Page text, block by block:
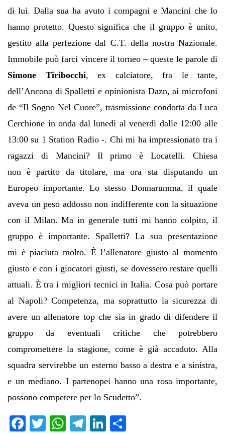
di lui. Dalla sua ha avuto i compagni e Mancini che lo
hanno protetto. Questo significa che il gruppo è unito,
gestito alla perfezione dal C.T. della nostra Nazionale.
Immobile puòfarci vincere il torneo– queste le parole di
Simone Tiribocchi, ex calciatore, fra le tante,
dell’Ancona di Spalletti e opinionista Dazn, ai microfoni
de “Il Sogno Nel Cuore”, trasmissione condotta da Luca
Cerchione in onda dal lunedì al venerdì dalle 12:00 alle
13:00 su 1 Station Radio -. Chi mi ha impressionato tra i
ragazzi di Mancini? Il primoèLocatelli. Chiesa
nonèpartito da titolare, ma ora sta disputando un
Europeo importante. Lo stesso Donnarumma, il quale
aveva un peso addosso non indifferente con la situazione
con il Milan. Ma in generale tutti mi hanno colpito, il
gruppo è importante. Spalletti? La sua presentazione
mi èpiaciuta molto. Èl’allenatore giusto al momento
giusto e con i giocatori giusti, se dovessero restare quelli
attuali. Ètra i migliori tecnici in Italia. Cosa puòportare
al Napoli? Competenza, ma soprattutto la sicurezza di
avere un allenatore top che sia in grado di difendere il
gruppo da eventuali critiche che potrebbero
compromettere la stagione, come è già accaduto. Alla
squadra servirebbe un esterno basso a destra e a sinistra,
e un mediano. I partenopei hanno una rosa importante,
possono competere per lo Scudetto”.
Fa T
W
Te
Li